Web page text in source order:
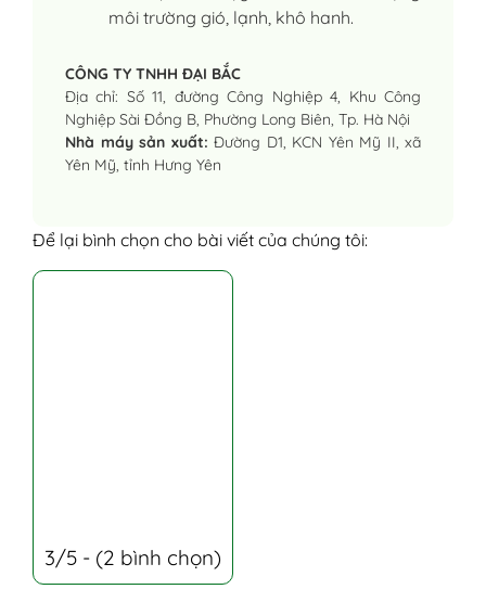
môi trường gió, lạnh, khô hanh.
CÔNG TY TNHH ĐẠI BẮC
Địa chỉ: Số 11, đường Công Nghiệp 4, Khu Công
Nghiệp Sài Đồng B, Phường Long Biên, Tp. Hà Nội
Nhà máy sản xuất: Đường D1, KCN Yên Mỹ II, xã
Yên Mỹ, tỉnh Hưng Yên
Để lại bình chọn cho bài viết của chúng tôi:
3/5 - (2 bình chọn)